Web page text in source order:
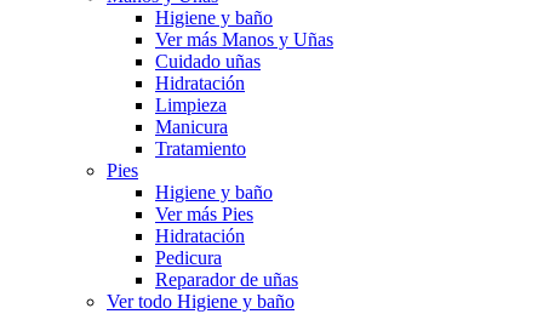
Higiene y baño
Ver más Manos y Uñas
Cuidado uñas
Hidratación
Limpieza
Manicura
Tratamiento
Pies
Higiene y baño
Ver más Pies
Hidratación
Pedicura
Reparador de uñas
Ver todo Higiene y baño